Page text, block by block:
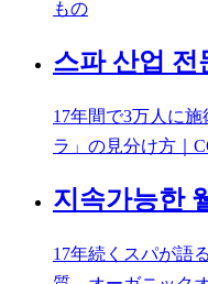
もの
스파 산업 전
17年間で3万人に
ラ」の見分け方｜
지속가능한
17年続くスパが語